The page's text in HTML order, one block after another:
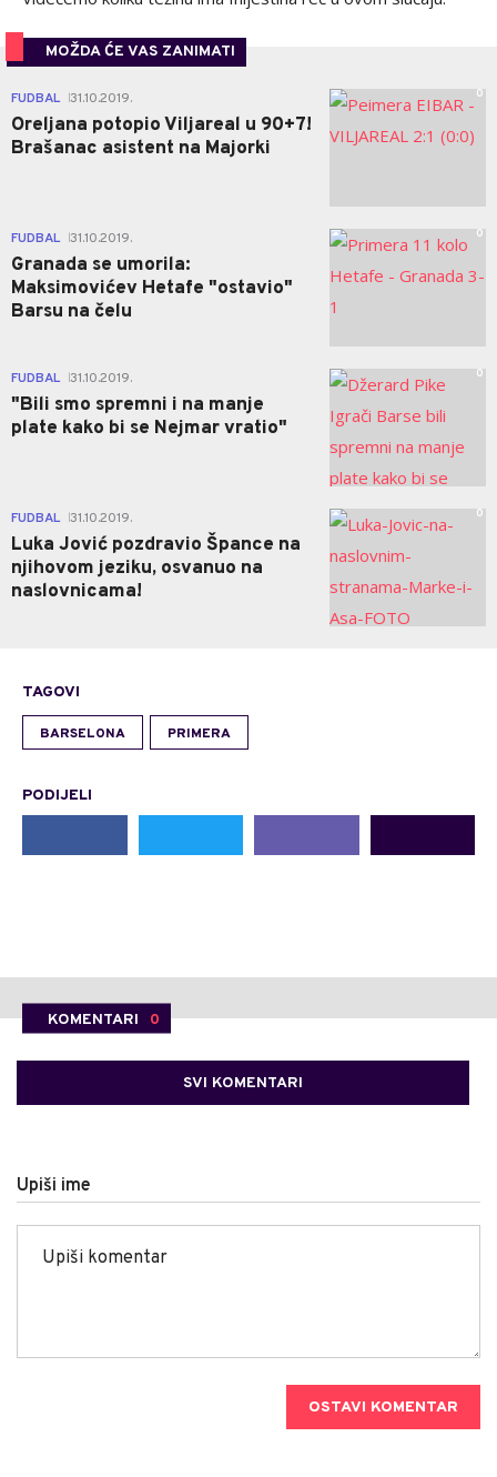
MOŽDA ĆE VAS ZANIMATI
FUDBAL 31.10.2019.
Oreljana potopio Viljareal u 90+7!
Brašanac asistent na Majorki
0
FUDBAL 31.10.2019.
Granada se umorila:
Maksimovićev Hetafe "ostavio"
Barsu na čelu
0
FUDBAL 31.10.2019.
"Bili smo spremni i na manje
plate kako bi se Nejmar vratio"
0
FUDBAL 31.10.2019.
Luka Jović pozdravio Špance na
njihovom jeziku, osvanuo na
naslovnicama!
0
TAGOVI
BARSELONA PRIMERA
PODIJELI
KOMENTARI 0
SVI KOMENTARI
Upiši ime
OSTAVI KOMENTAR